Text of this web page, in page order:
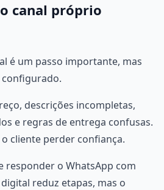
canal próprio
é um passo importante, mas
configurado.
descrições incompletas,
e regras de entrega confusas.
cliente perder confiança.
responder o WhatsApp com
reduz etapas, mas o